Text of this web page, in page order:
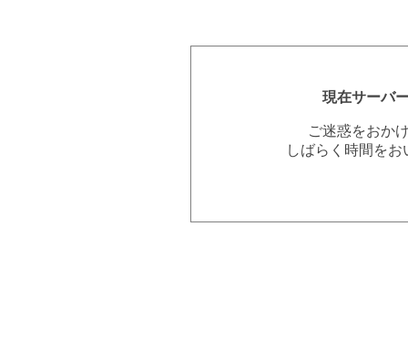
現在サーバ
ご迷惑をおか
しばらく時間を